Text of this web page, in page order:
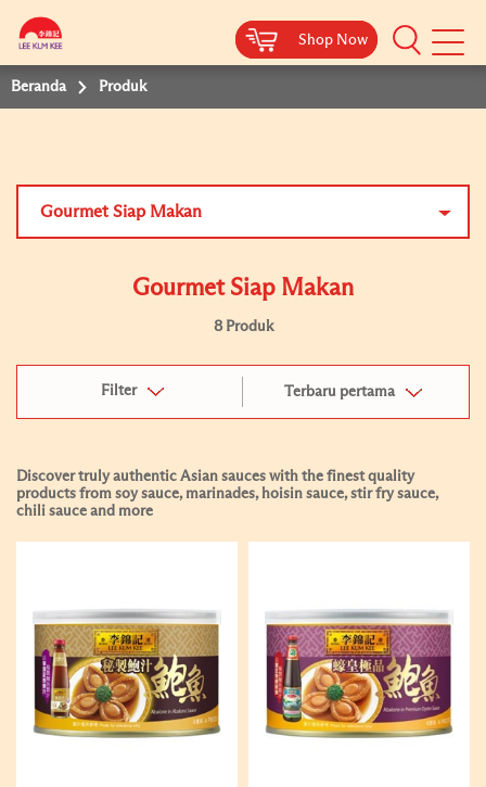
Shop Now
Shop Now
Beranda Produk
Gourmet Siap Makan
Gourmet Siap Makan
8 Produk
Filter Terbaru pertama
Discover truly authentic Asian sauces with the finest quality
products from soy sauce, marinades, hoisin sauce, stir fry sauce,
chili sauce and more